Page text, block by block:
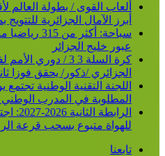
أبرز الآمال الجزائرية للتتويج
سباحة: أكثر
عبور خليج الجزائر
الجزائري /ذكور/ يحقق فوزا
اللجنة التقنية الوطنية
المطلوبة في المدرب الوطني
للهواة متبوع بسحب قرعة
تابعنا